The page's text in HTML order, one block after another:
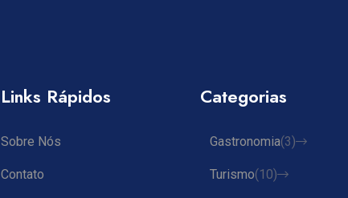
Links Rápidos
Sobre Nós
Contato
Categorias
Gastronomia(3)
Turismo(10)